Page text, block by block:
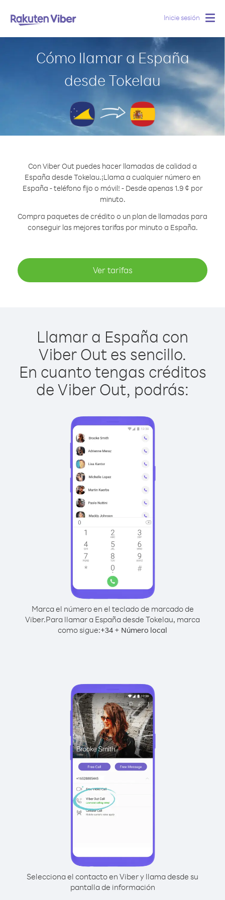
Inicie sesión
Cómo llamar a España
desde Tokelau
Con Viber Out puedes hacer llamadas de calidad a
España desde Tokelau.¡Llama a cualquier número en
España - teléfono fijo o móvil! - Desde apenas 1.9 ¢ por
minuto.
Compra paquetes de crédito o un plan de llamadas para
conseguir las mejores tarifas por minuto a España.
Ver tarifas
Llamar a España con
Viber Out es sencillo.
En cuanto tengas créditos
de Viber Out, podrás:
Marca el número en el teclado de marcado de
Viber.Para llamar a España desde Tokelau, marca
como sigue:+34 + Número local
Selecciona el contacto en Viber y llama desde su
pantalla de información